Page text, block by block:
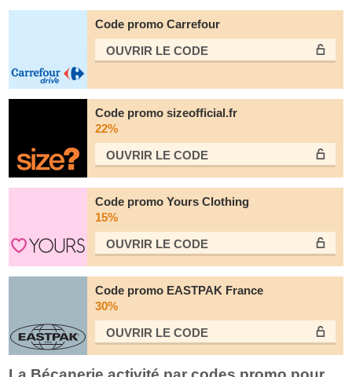
Code promo Carrefour
OUVRIR LE СODE
Code promo sizeofficial.fr
22%
OUVRIR LE СODE
Code promo Yours Clothing
15%
OUVRIR LE СODE
Code promo EASTPAK France
30%
OUVRIR LE СODE